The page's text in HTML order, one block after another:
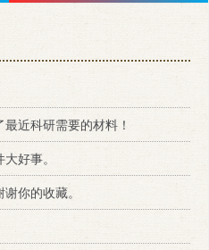
近科研需要的材料！
好事。
你的收藏。